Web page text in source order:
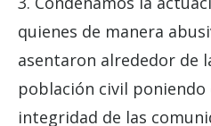
quienes de manera
asentaron alrededor de
población civil poniendo
integridad de las